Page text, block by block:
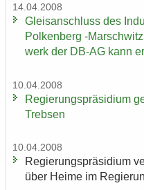
14.04.2008
Gleis­an­schluss des
Pol­ken­berg -​
werk der DB-AG kann
10.04.2008
Re­gie­rungs­prä­si­di­um
Treb­sen
10.04.2008
Re­gie­rungs­prä­si­di­um
über Heime im